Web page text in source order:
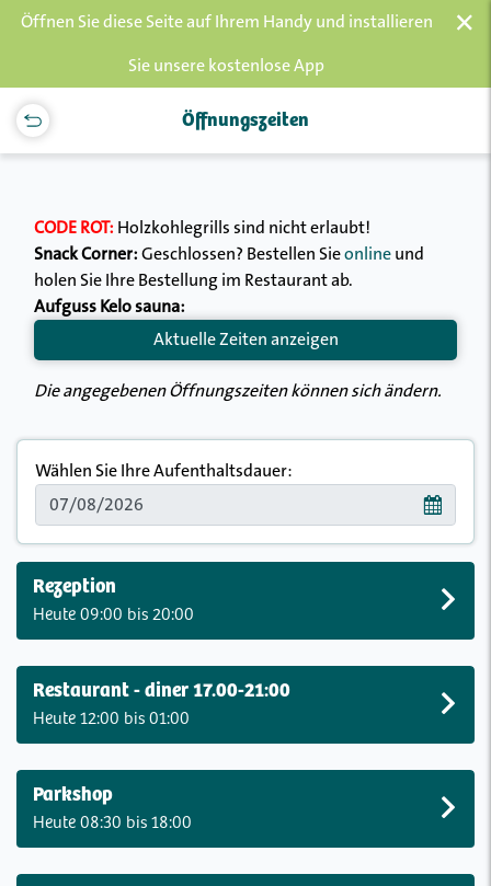
Öffnen Sie diese Seite auf Ihrem Handy und installieren
Sie unsere kostenlose App
×
Öffnungszeiten
CODE ROT: Holzkohlegrills sind nicht erlaubt!
Snack Corner: Geschlossen? Bestellen Sieonline und
holen Sie Ihre Bestellung im Restaurant ab.
Aufguss Kelo sauna:
Aktuelle Zeiten anzeigen
Die angegebenen Öffnungszeiten können sich ändern.
Wählen Sie Ihre Aufenthaltsdauer:
Rezeption
Heute 09:00 bis 20:00
Restaurant - diner 17.00-21:00
Heute 12:00 bis 01:00
Parkshop
Heute 08:30 bis 18:00